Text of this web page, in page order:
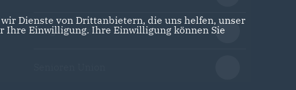
Junge Union
Dienste von Drittanbietern, die uns helfen, unser
Ihre Einwilligung. Ihre Einwilligung können Sie